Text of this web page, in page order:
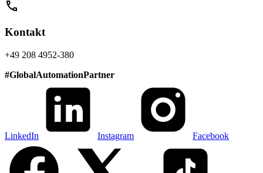
call
Kontakt
+49 208 4952-380
#GlobalAutomationPartner
LinkedIn Instagram Facebook